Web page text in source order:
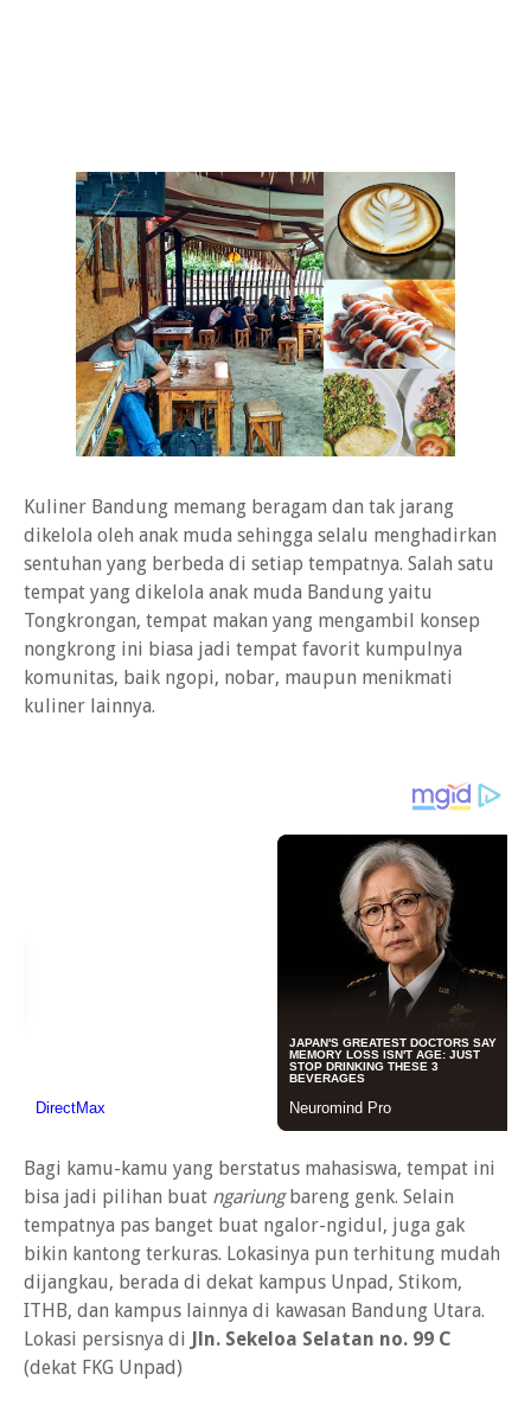
Kuliner Bandung memang beragam dan tak jarang
dikelola oleh anak muda sehingga selalu menghadirkan
sentuhan yang berbeda di setiap tempatnya. Salah satu
tempat yang dikelola anak muda Bandung yaitu
Tongkrongan, tempat makan yang mengambil konsep
nongkrong ini biasa jadi tempat favorit kumpulnya
komunitas, baik ngopi, nobar, maupun menikmati
kuliner lainnya.
Bagi kamu-kamu yang berstatus mahasiswa, tempat ini
bisa jadi pilihan buat ngariungbareng genk. Selain
tempatnya pas banget buat ngalor-ngidul, juga gak
bikin kantong terkuras. Lokasinya pun terhitung mudah
dijangkau, berada di dekat kampus Unpad, Stikom,
ITHB, dan kampus lainnya di kawasan Bandung Utara.
Lokasi persisnya di Jln. Sekeloa Selatan no. 99 C
(dekat FKG Unpad)